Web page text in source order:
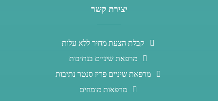
יצירת קשר
קבלת הצעת מחיר ללא עלות
מרפאת שיניים בנתיבות
מרפאת שיניים פריז סנטר נתיבות
מרפאות מומחים